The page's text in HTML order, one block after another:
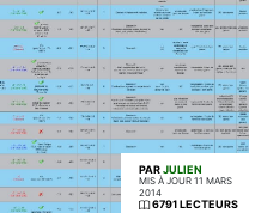
PARJULIEN
MIS À JOUR 11 MARS
2014
6791 LECTEURS